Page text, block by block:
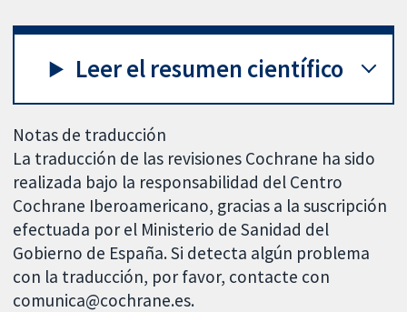
Leer el resumen científico
Notas de traducción
La traducción de las revisiones Cochrane ha sido
realizada bajo la responsabilidad del Centro
Cochrane Iberoamericano, gracias a la suscripción
efectuada por el Ministerio de Sanidad del
Gobierno de España. Si detecta algún problema
con la traducción, por favor, contacte con
comunica@cochrane.es.